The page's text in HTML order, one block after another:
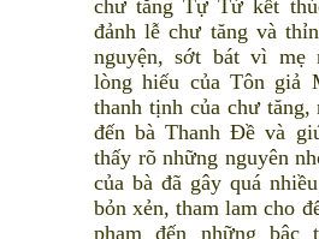
chư tăng Tự Tứ kết
đảnh lễ chư tăng và
nguyện, sớt bát vì mẹ
lòng hiếu của Tôn giả
thanh tịnh của chư
đến bà Thanh Đề và
thấy rõ những nguyên
của bà đã gây quá
bỏn xẻn, tham lam cho
phạm đến những